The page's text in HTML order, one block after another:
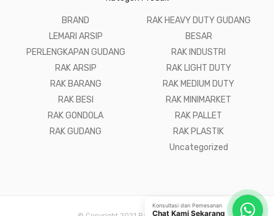
BRAND
LEMARI ARSIP
PERLENGKAPAN GUDANG
RAK ARSIP
RAK BARANG
RAK BESI
RAK GONDOLA
RAK GUDANG
RAK HEAVY DUTY GUDANG
BESAR
RAK INDUSTRI
RAK LIGHT DUTY
RAK MEDIUM DUTY
RAK MINIMARKET
RAK PALLET
RAK PLASTIK
Uncategorized
Konsultasi dan Pemesanan
Chat Kami Sekarang